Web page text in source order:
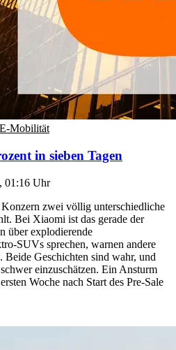
Mobilität
in sieben Tagen
01:16 Uhr
zwei völlig unterschiedliche
Bei Xiaomi ist das gerade der
über explodierende
SUVs sprechen, warnen andere
Beide Geschichten sind wahr, und
einzuschätzen. Ein Ansturm
Woche nach Start des Pre-Sale